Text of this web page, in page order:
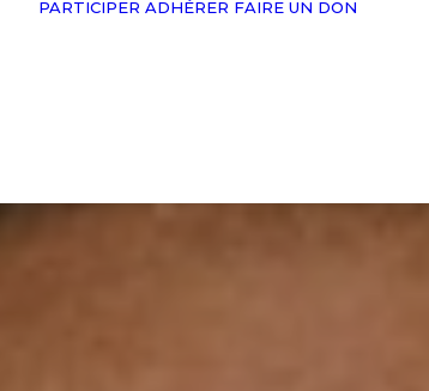
PARTICIPER ADHÉRER FAIRE UN DON